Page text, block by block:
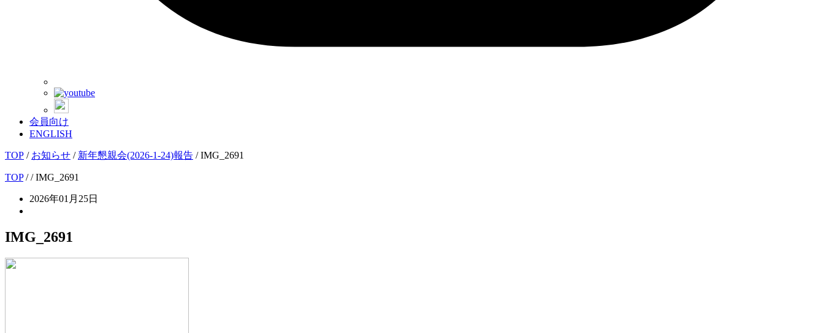
会員向け
ENGLISH
TOP / お知らせ / 新年懇親会(2026-1-24)報告 /IMG_2691
TOP// IMG_2691
2026年01月25日
IMG_2691